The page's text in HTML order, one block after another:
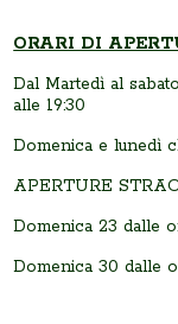
ORARI DI
Dal Martedì al
alle 19:30
Domenica e lunedì
APERTURE
Domenica 23 dalle
Domenica 30 dalle